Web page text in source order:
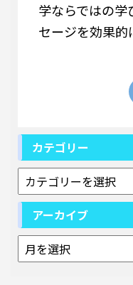
学ならではの学
セージを効果
カテゴリー
アーカイブ